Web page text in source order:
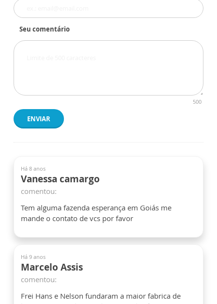
Seu comentário
500
ENVIAR
Há 8 anos
Vanessa camargo
comentou:
Tem alguma fazenda esperança em Goiás me
mande o contato de vcs por favor
Há 9 anos
Marcelo Assis
comentou:
Frei Hans e Nelson fundaram a maior fabrica de